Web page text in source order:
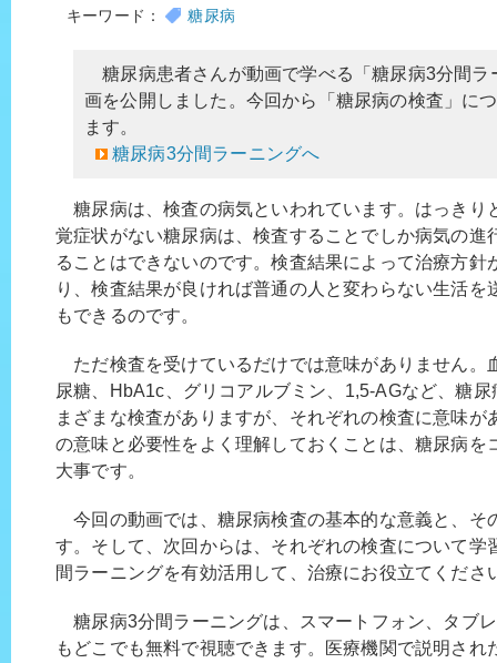
キーワード： 糖尿病
糖尿病患者さんが動画で学べる「糖尿病3分間ラ
画を公開しました。今回から「糖尿病の検査」に
ます。
糖尿病3分間ラーニングへ
糖尿病は、検査の病気といわれています。はっきり
覚症状がない糖尿病は、検査することでしか病気の進
ることはできないのです。検査結果によって治療方針
り、検査結果が良ければ普通の人と変わらない生活を
もできるのです。
ただ検査を受けているだけでは意味がありません。
尿糖、HbA1c、グリコアルブミン、1,5-AGなど、糖尿
まざまな検査がありますが、それぞれの検査に意味が
の意味と必要性をよく理解しておくことは、糖尿病を
大事です。
今回の動画では、糖尿病検査の基本的な意義と、そ
す。そして、次回からは、それぞれの検査について学
間ラーニングを有効活用して、治療にお役立てくださ
糖尿病3分間ラーニングは、スマートフォン、タブ
もどこでも無料で視聴できます。医療機関で説明され